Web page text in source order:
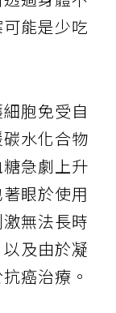
能是少吃
胞免受自
水化合物
急劇上升
眼於使用
無法長時
及由於凝
癌治療。